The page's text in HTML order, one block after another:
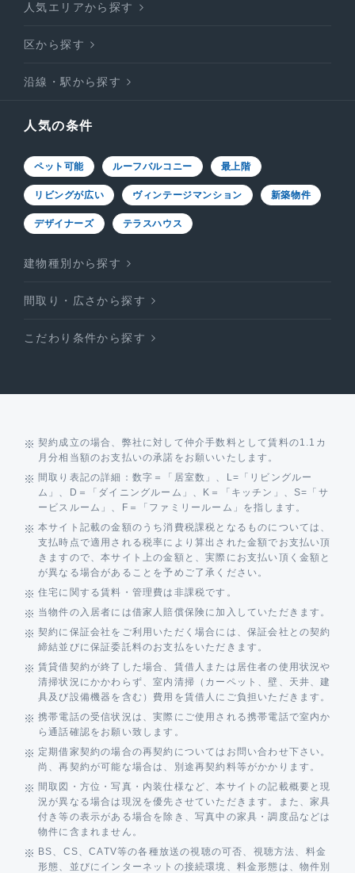
人気エリアから探す
区から探す
沿線・駅から探す
人気の条件
ペット可能 ルーフバルコニー 最上階
リビングが広い ヴィンテージマンション 新築物件
デザイナーズ テラスハウス
建物種別から探す
間取り・広さから探す
こだわり条件から探す
契約成立の場合、弊社に対して仲介手数料として賃料の1.1カ
月分相当額のお支払いの承諾をお願いいたします。
間取り表記の詳細：数字＝「居室数」、L=「リビングルー
ム」、D＝「ダイニングルーム」、K＝「キッチン」、S=「サ
ービスルーム」、F＝「ファミリールーム」を指します。
本サイト記載の金額のうち消費税課税となるものについては、
支払時点で適用される税率により算出された金額でお支払い頂
きますので、本サイト上の金額と、実際にお支払い頂く金額と
が異なる場合があることを予めご了承ください。
住宅に関する賃料・管理費は非課税です。
当物件の入居者には借家人賠償保険に加入していただきます。
契約に保証会社をご利用いただく場合には、保証会社との契約
締結並びに保証委託料のお支払をいただきます。
賃貸借契約が終了した場合、賃借人または居住者の使用状況や
清掃状況にかかわらず、室内清掃（カーペット、壁、天井、建
具及び設備機器を含む）費用を賃借人にご負担いただきます。
携帯電話の受信状況は、実際にご使用される携帯電話で室内か
ら通話確認をお願い致します。
定期借家契約の場合の再契約についてはお問い合わせ下さい。
尚、再契約が可能な場合は、別途再契約料等がかかります。
間取図・方位・写真・内装仕様など、本サイトの記載概要と現
況が異なる場合は現況を優先させていただきます。また、家具
付き等の表示がある場合を除き、写真中の家具・調度品などは
物件に含まれません。
BS、CS、CATV等の各種放送の視聴の可否、視聴方法、料金
形態、並びにインターネットの接続環境、料金形態は、物件別